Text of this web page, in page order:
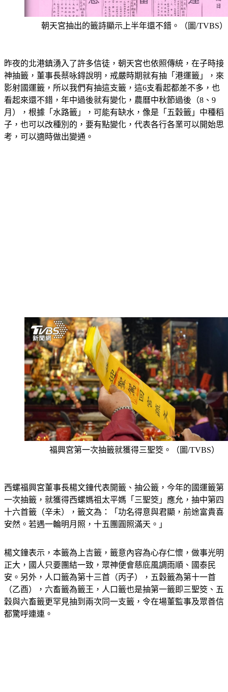
朝天宮抽出的籤詩顯示上半年還不錯。（圖/TVBS）
神抽籤，董事長蔡咏鍀說明，戒嚴時期就有抽「港運籤」，來
影射國運籤，所以我們有抽這支籤，這6支看起都差不多，也
看起來還不錯，年中過後就有變化，農曆中秋節過後（8、9
月），根據「水路籤」，可能有缺水，像是「五穀籤」中種稻
子，也可以改種別的，要有點變化，代表各行各業可以開始思
考，可以適時做出變通。
福興宮第一次抽籤就獲得三聖筊。（圖/TVBS）
一次抽籤，就獲得西螺媽祖太平媽「三聖筊」應允，抽中第四
十六首籤（辛未），籤文為：「功名得意與君顯，前途富貴喜
安然。若遇一輪明月照，十五團圓照滿天。」
正大，國人只要團結一致，眾神便會慈庇風調雨順、國泰民
安。另外，人口籤為第十三首（丙子），五穀籤為第十一首
（乙酉），六畜籤為籤王，人口籤也是抽第一籤即三聖筊、五
穀與六畜籤更罕見抽到兩次同一支籤，令在場董監事及眾善信
都驚呼連連。